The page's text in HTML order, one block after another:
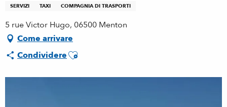
SERVIZI TAXI COMPAGNIA DI TRASPORTI
5 rue Victor Hugo, 06500 Menton
Come arrivare
CondividereAjouter aux favoris